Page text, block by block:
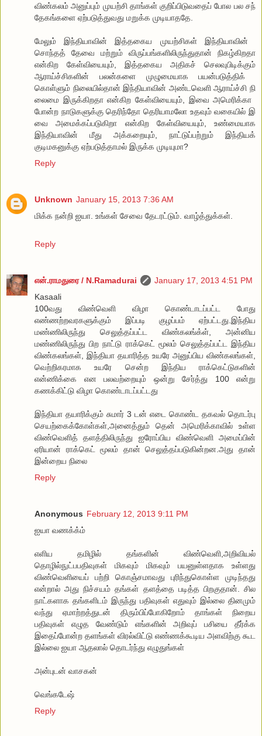
விண்கலம் அனுப்பும் முயற்சி தாங்கள் குறிப்பிடுவ​தைப் ​போல பல சந்​
தேகங்க​ளை ஏற்படுத்துவது மறுக்க முடியாத​தே.
​மேலும் இந்தியாவின் இத்த​கைய முயற்சிகள் இந்தியாவின் ​
சொந்தத் ​தே​வை மற்றும் விருப்பங்களிலிருந்துதான் நிகழ்கிறதா
என்கிற ​கேள்வி​யையும், இத்த​கைய அதிகச் ​செலவுபிடிக்கும்
ஆராய்ச்சிகளின் பலன்க​ளை முழு​மையாக பயன்படுத்திக் ​​
கொள்ளும் நி​லையில்தான் இந்தியாவின் அண்ட​வெளி ஆராய்ச்சி நி​
லை​மை இருக்கிறதா என்கிற ​கேள்வி​யையும், இ​வை அ​மெரிக்கா ​
போன்ற நாடுகளுக்கு ​தெரிந்​தோ ​தெரியாம​லோ உதவும் வ​கையில் இ​
வை அ​மைக்கப்படுகிறா என்கிற ​கேள்வி​யையும், உண்​மையாக
இந்தியாவின் மீது அக்க​றையும், நாட்டுப்பற்றும் இந்தியக்
குடிமகனுக்கு ஏற்படுத்தாமல் இருக்க முடியுமா?
Reply
Unknown January 15, 2013 7:36 AM
மிக்க நன்றி ஐயா. உங்கள் சேவை தேடரட்டும். வாழ்த்துக்கள்.
Reply
என்.ராமதுரை / N.Ramadurai
January 17, 2013 4:51 PM
Kasaali
100வது விண்வெளி விழா கொண்டாடப்பட்ட போது
எண்ணற்றவரகளுக்கும் இப்படி குழப்பம் ஏற்பட்டது.இந்திய
மண்ணிலிருந்து செலுத்தப்பட்ட விண்கலங்க்ள், அன்னிய
மண்ணிலிருந்து பிற நாட்டு ராக்கெட் மூலம் செலுத்தப்பட்ட இந்திய
விண்கலங்கள், இந்தியா தயாரித்த உயரே அனுப்பிய விண்கலங்கள்,
வெற்றிகரமாக உயரே சென்ற இந்திய ராக்கெட்டுகளின்
என்ணிக்கை என பலவற்றையும் ஒன்று சேர்த்து 100 என்று
கணக்கிட்டு விழா கொண்டாடப்பட்டது
இந்தியா தயாரிக்கும் சுமார் 3 டன் எடை கொண்ட தகவல் தொடர்பு
செயற்கைக்கோள்கள்,அனைத்தும் தென் அமெரிக்காவில் உள்ள
விண்வெளித் தளத்திலிருந்து ஐரோப்பிய விண்வெளி அமைப்பின்
ஏரியான் ராக்கெட் மூலம் தான் செலுத்தப்படுகின்றன.அது தான்
இன்றைய நிலை
Reply
Anonymous February 12, 2013 9:11 PM
ஐயா வணக்க்ம்
எளிய தமிழில் தங்களின் விண்வெளி,அறிவியல்
தொழில்நுட்பபதிவுகள் மிகவும் மிகவும் பயனுள்ளதாக உள்ளது
விண்வெளியைப் பற்றி கொஞ்சமாவது புரிந்துகொள்ள முடிந்தது
என்றால் அது நிச்சயம் தங்கள் தளத்தை படித்த பிறகுதான். சில
நாட்களாக தங்களிடம் இருந்து பதிவுகள் எதுவும் இல்லை தினமும்
வந்து ஏமாற்றத்துடன் திரும்பிப்போகிறோம் தாங்கள் நிறைய
பதிவுகள் எழுத வேண்டும் எங்களின் அறிவுப் பசியை தீர்க்க
இதைப்போன்ற தளங்கள் விரல்விட்டு எண்ணக்கூடிய அளவிற்கு கூட
இல்லை ஐயா ஆதலால் தொடர்ந்து எழுதுங்கள்
அன்புடன் வாசகன்
வெங்கடேஷ்
Reply